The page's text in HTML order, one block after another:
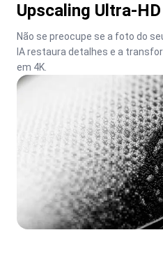
Upscaling Ultra-
Não se preocupe se a foto do
IA restaura detalhes e a
em 4K.